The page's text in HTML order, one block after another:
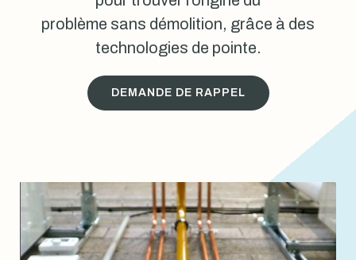
problème sans démolition, grâce à des
technologies de pointe.
DEMANDE DE RAPPEL